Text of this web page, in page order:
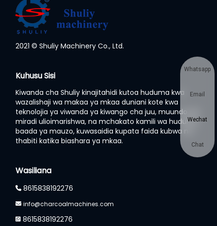
2021 © Shuliy Machinery Co., Ltd.
Kuhusu Sisi
Kiwanda cha Shuliy kinajitahidi kutoa huduma kwa
wazalishaji wa makaa ya mkaa duniani kote kwa
teknolojia ya viwanda ya kiwango cha juu, muundo wa
miradi ulioimarishwa, na mchakato kamili wa huduma
baada ya mauzo, kuwasaidia kupata faida kubwa na
thabiti katika biashara ya mkaa.
Wasiliana
8615838192276
info@charcoalmachines.com
8615838192276
Whatsapp
Email
Wechat
Chat